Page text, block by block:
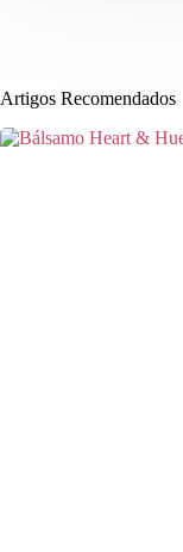
Artigos Recomendados